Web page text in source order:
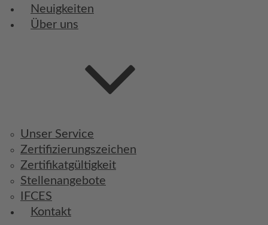
Neuigkeiten
Über uns
Unser Service
Zertifizierungszeichen
Zertifikatgültigkeit
Stellenangebote
IFCES
Kontakt